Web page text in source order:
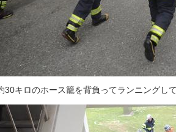
30キロのホース籠を背負ってランニングして